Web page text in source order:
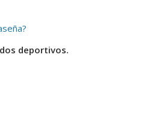
deportivos.